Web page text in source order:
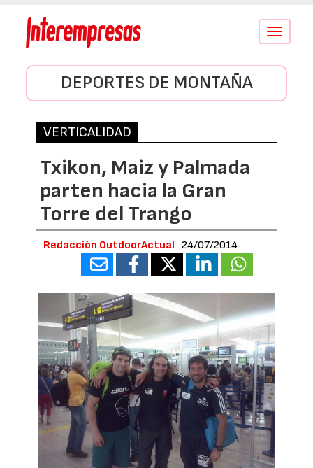
Conmutar
DEPORTES DE MONTAÑA
VERTICALIDAD
Txikon, Maiz y Palmada
parten hacia la Gran
Torre del Trango
Redacción OutdoorActual 24/07/2014